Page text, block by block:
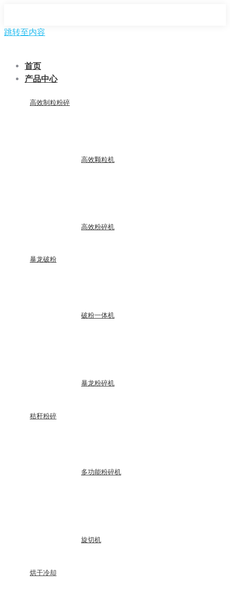
跳转至内容
首页
产品中心
高效制粒粉碎
高效颗粒机
高效粉碎机
暴龙破粉
破粉一体机
暴龙粉碎机
秸秆粉碎
多功能粉碎机
旋切机
烘干冷却